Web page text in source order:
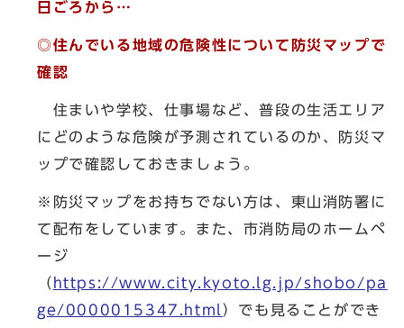
日ごろから…
◎住んでいる地域の危険性について防災マップで
確認
住まいや学校、仕事場など、普段の生活エリア
にどのような危険が予測されているのか、防災マ
ップで確認しておきましょう。
※防災マップをお持ちでない方は、東山消防署に
て配布をしています。また、市消防局のホームペ
ージ
（ https://www.city.kyoto.lg.jp/shobo/pa
ge/0000015347.html ）でも見ることができ